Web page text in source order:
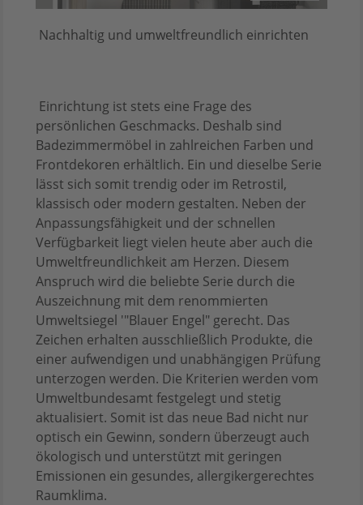
Nachhaltig und umweltfreundlich einrichten
Einrichtung ist stets eine Frage des
persönlichen Geschmacks. Deshalb sind
Badezimmermöbel in zahlreichen Farben und
Frontdekoren erhältlich. Ein und dieselbe Serie
lässt sich somit trendig oder im Retrostil,
klassisch oder modern gestalten. Neben der
Anpassungsfähigkeit und der schnellen
Verfügbarkeit liegt vielen heute aber auch die
Umweltfreundlichkeit am Herzen. Diesem
Anspruch wird die beliebte Serie durch die
Auszeichnung mit dem renommierten
Umweltsiegel '"Blauer Engel" gerecht. Das
Zeichen erhalten ausschließlich Produkte, die
einer aufwendigen und unabhängigen Prüfung
unterzogen werden. Die Kriterien werden vom
Umweltbundesamt festgelegt und stetig
aktualisiert. Somit ist das neue Bad nicht nur
optisch ein Gewinn, sondern überzeugt auch
ökologisch und unterstützt mit geringen
Emissionen ein gesundes, allergikergerechtes
Raumklima.